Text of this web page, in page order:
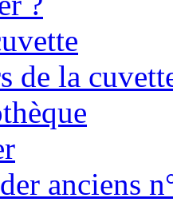
de la
anciens